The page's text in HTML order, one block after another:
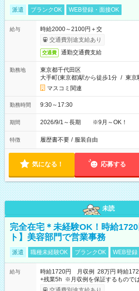
派遣 ブランクOK WEB登録・面接OK
給与
時給2000～2100円＋交
交通費別途支給あり
交通費 通勤交通費支給
勤務地
東京都千代田区
大手町(東京都)駅から徒歩1分 / 東京
マスコミ関連
勤務時間 9:30～17:30
期間 2026/9/1～長期 ※9月～OK！
特徴 履歴書不要 / 服装自由
気になる！ 応募する
未読
完全在宅＊未経験OK！時給
ト】美容部門で営業事務
派遣 職種未経験OK ブランクOK WEB登
給与
時給1720円 月収例 28万円 時給
+残業5h ※月収例を保証するもので
取りサービス利用可（利用条件有）